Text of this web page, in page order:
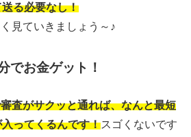
る必要なし！
見ていきましょう～♪
でお金ゲット！
査がサクッと通れば、なんと最短
ってくるんです！スゴくないです